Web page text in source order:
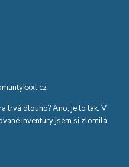
trvá dlouho? Ano, je to tak. V
inventury jsem si zlomila